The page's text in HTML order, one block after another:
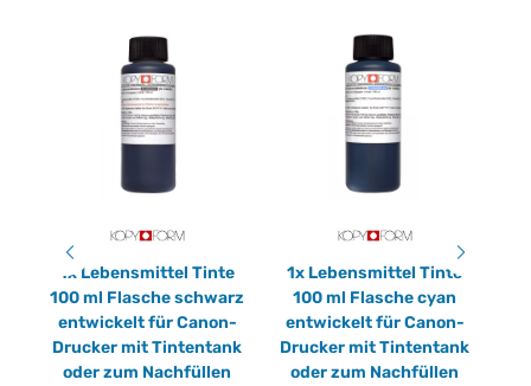
1x Lebensmittel Tinte
100 ml Flasche schwarz
entwickelt für Canon-
Drucker mit Tintentank
oder zum Nachfüllen
1x Lebensmittel Tinte
100 ml Flasche cyan
entwickelt für Canon-
Drucker mit Tintentank
oder zum Nachfüllen